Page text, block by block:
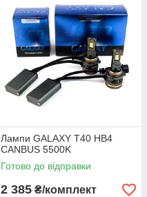
Лампи GALAXY T40 HB4
CANBUS 5500K
Готово до відправки
2 385 ₴/комплект